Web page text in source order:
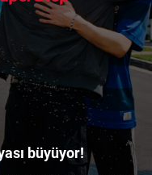
büyüyor!